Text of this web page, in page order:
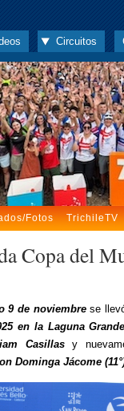
Circuitos
Fotos TrichileTV
Copa del
9 de noviembrese
en la Laguna Grande
Casillasy
Dominga Jácome